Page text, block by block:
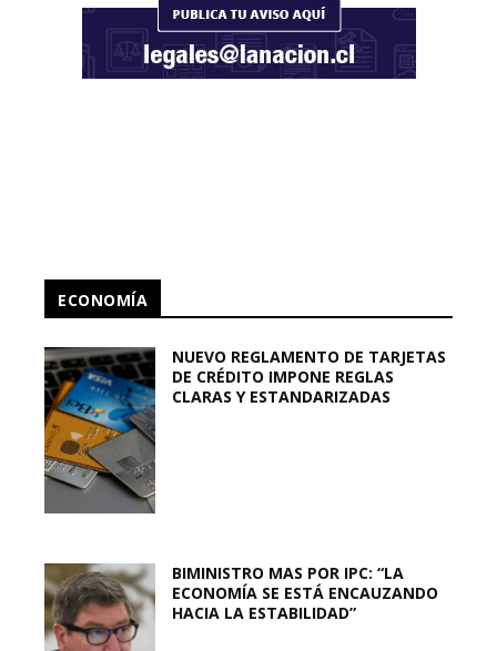
ECONOMÍA
NUEVO REGLAMENTO DE TARJETAS
DE CRÉDITO IMPONE REGLAS
CLARAS Y ESTANDARIZADAS
BIMINISTRO MAS POR IPC: “LA
ECONOMÍA SE ESTÁ ENCAUZANDO
HACIA LA ESTABILIDAD”